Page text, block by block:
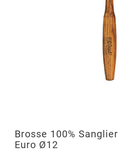
Brosse 100% Sanglier
Euro Ø12